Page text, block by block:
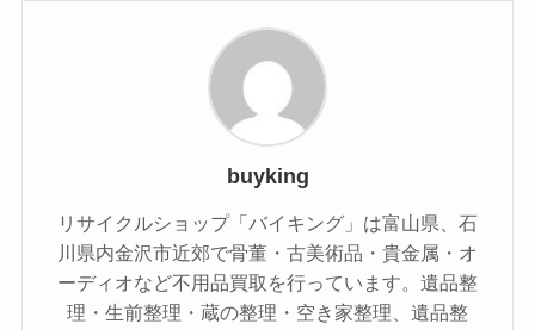
buyking
リサイクルショップ「バイキング」は富山県、石
川県内金沢市近郊で骨董・古美術品・貴金属・オ
ーディオなど不用品買取を行っています。遺品整
理・生前整理・蔵の整理・空き家整理、遺品整